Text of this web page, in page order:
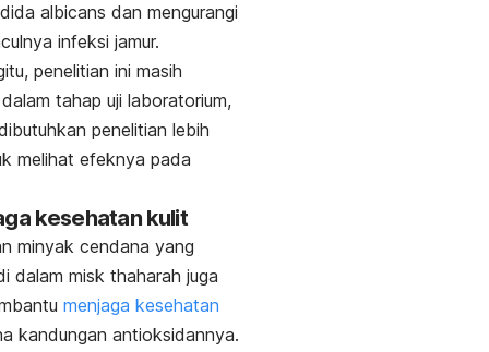
albicans dan mengurangi
infeksi jamur.
penelitian ini masih
tahap uji laboratorium,
penelitian lebih
melihat efeknya pada
kesehatan kulit
minyak cendana yang
dalam misk thaharah juga
menjaga kesehatan
kandungan antioksidannya.